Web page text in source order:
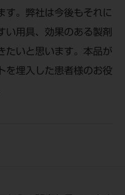
す。弊社は今後もそれに
い用具、効果のある製剤
たいと思います。本品が
を埋入した患者様のお役